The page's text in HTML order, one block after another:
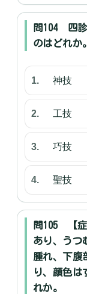
問104 四
のはどれか。
神技
工技
巧技
聖技
問105 【症
あり、うつ
腫れ、下腹
り、顔色は
れか。